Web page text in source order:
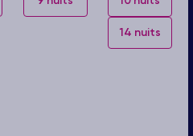
14 nuits